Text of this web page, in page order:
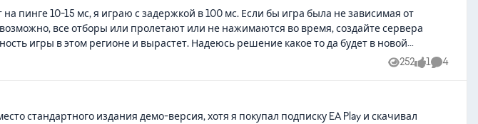
пинге 10-15 мс, я играю с задержкой в 100 мс. Если бы игра была не зависимая от
все отборы или пролетают или не нажимаются во время, создайте сервера
игры в этом регионе и вырастет. Надеюсь решение какое то да будет в новой
252
Views 1
like 4
стандартного издания демо-версия, хотя я покупал подписку EA Play и скачивал